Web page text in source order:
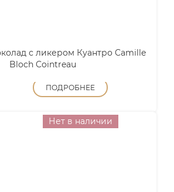
с ликером Куантро Camille
Bloch Cointreau
ПОДРОБНЕЕ
Нет в наличии